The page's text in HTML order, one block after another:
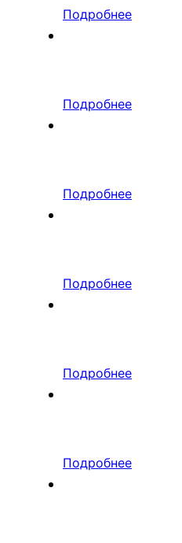
Подробнее
Подробнее
Подробнее
Подробнее
Подробнее
Подробнее